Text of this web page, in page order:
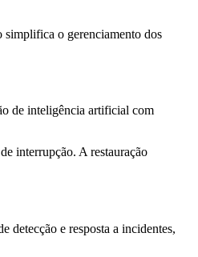
simplifica o gerenciamento dos
de inteligência artificial com
interrupção. A restauração
detecção e resposta a incidentes,